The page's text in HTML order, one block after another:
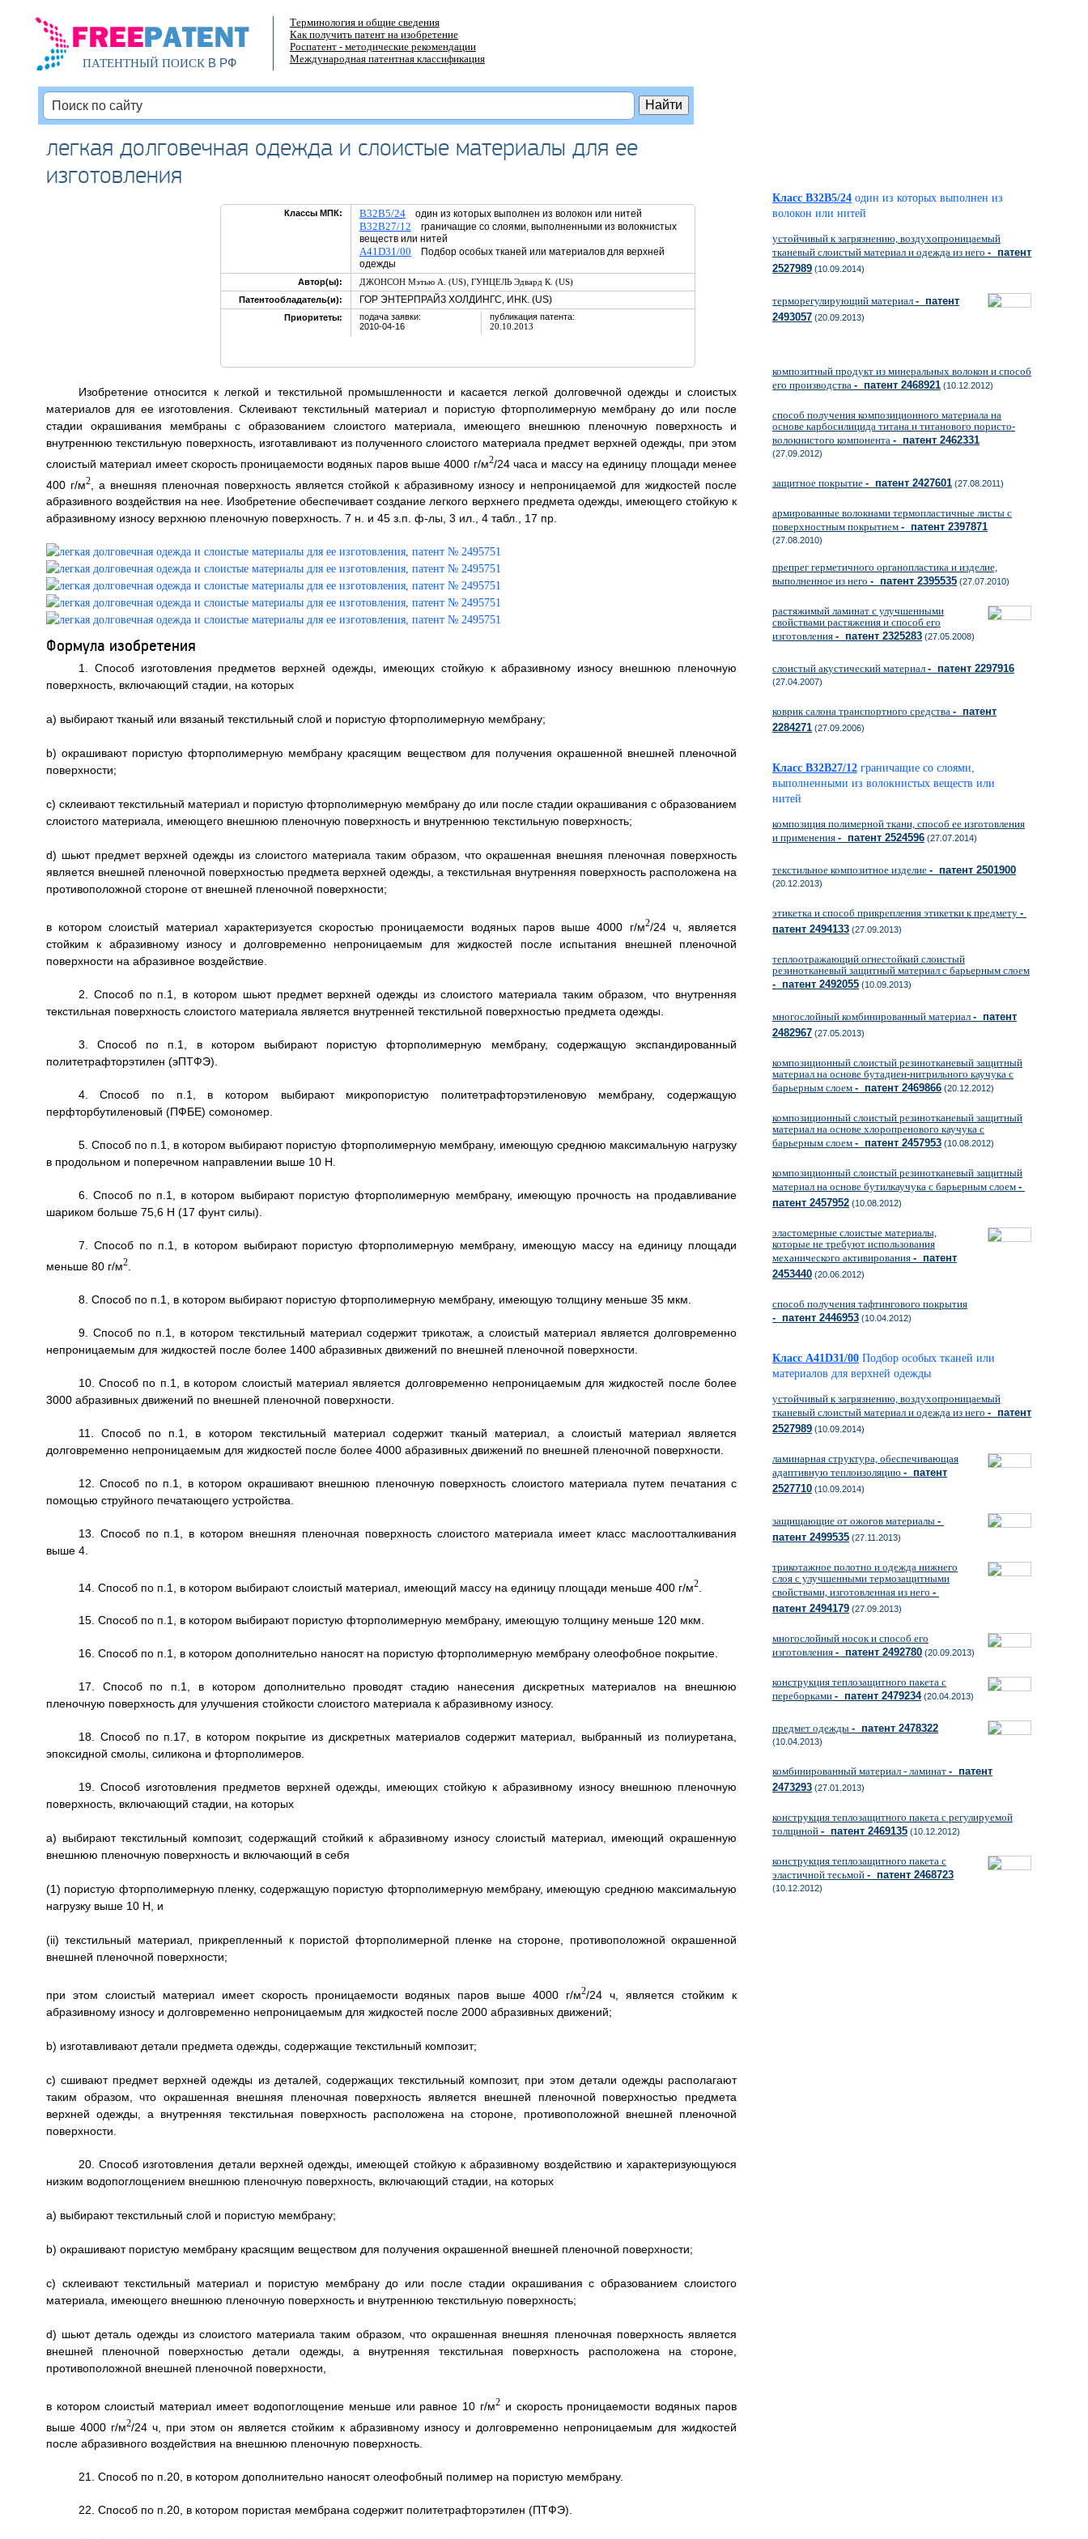
ПАТЕНТНЫЙ ПОИСКВ РФ
Терминология и общие сведения
Как получить патент на изобретение
Роспатент - методические рекомендации
Международная патентная классификация
легкая долговечная одежда и слоистые материалы для ее
изготовления
Классы МПК: B32B5/24один из которых выполнен из волокон или нитей
B32B27/12 граничащие со слоями, выполненными из волокнистых
веществ или нитей
A41D31/00 Подбор особых тканей или материалов для верхней
одежды
Автор(ы): ДЖОНСОН Мэтью А. (US), ГУНЦЕЛЬ Эдвард К. (US)
Патентообладатель(и):
ГОР ЭНТЕРПРАЙЗ ХОЛДИНГС, ИНК. (US)
Приоритеты:
подача заявки:
2010-04-16
публикация патента:
20.10.2013
Изобретение относится к легкой и текстильной промышленности и касается легкой долговечной одежды и слоистых
материалов для ее изготовления. Склеивают текстильный материал и пористую фторполимерную мембрану до или после
стадии окрашивания мембраны с образованием слоистого материала, имеющего внешнюю пленочную поверхность и
внутреннюю текстильную поверхность, изготавливают из полученного слоистого материала предмет верхней одежды, при этом
слоистый материал имеет скорость проницаемости водяных паров выше 4000 г/м2/24 часа и массу на единицу площади менее
400 г/м2, а внешняя пленочная поверхность является стойкой к абразивному износу и непроницаемой для жидкостей после
абразивного воздействия на нее. Изобретение обеспечивает создание легкого верхнего предмета одежды, имеющего стойкую к
абразивному износу верхнюю пленочную поверхность. 7 н. и 45 з.п. ф-лы, 3 ил., 4 табл., 17 пр.
Формула изобретения
1. Способ изготовления предметов верхней одежды, имеющих стойкую к абразивному износу внешнюю пленочную
поверхность, включающий стадии, на которых
a) выбирают тканый или вязаный текстильный слой и пористую фторполимерную мембрану;
b) окрашивают пористую фторполимерную мембрану красящим веществом для получения окрашенной внешней пленочной
поверхности;
c) склеивают текстильный материал и пористую фторполимерную мембрану до или после стадии окрашивания с образованием
слоистого материала, имеющего внешнюю пленочную поверхность и внутреннюю текстильную поверхность;
d) шьют предмет верхней одежды из слоистого материала таким образом, что окрашенная внешняя пленочная поверхность
является внешней пленочной поверхностью предмета верхней одежды, а текстильная внутренняя поверхность расположена на
противоположной стороне от внешней пленочной поверхности;
в котором слоистый материал характеризуется скоростью проницаемости водяных паров выше 4000 г/м2/24 ч, является
стойким к абразивному износу и долговременно непроницаемым для жидкостей после испытания внешней пленочной
поверхности на абразивное воздействие.
2. Способ по п.1, в котором шьют предмет верхней одежды из слоистого материала таким образом, что внутренняя
текстильная поверхность слоистого материала является внутренней текстильной поверхностью предмета одежды.
3. Способ по п.1, в котором выбирают пористую фторполимерную мембрану, содержащую экспандированный
политетрафторэтилен (эПТФЭ).
4. Способ по п.1, в котором выбирают микропористую политетрафторэтиленовую мембрану, содержащую
перфторбутиленовый (ПФБЕ) сомономер.
5. Способ по п.1, в котором выбирают пористую фторполимерную мембрану, имеющую среднюю максимальную нагрузку
в продольном и поперечном направлении выше 10 Н.
6. Способ по п.1, в котором выбирают пористую фторполимерную мембрану, имеющую прочность на продавливание
шариком больше 75,6 Н (17 фунт силы).
7. Способ по п.1, в котором выбирают пористую фторполимерную мембрану, имеющую массу на единицу площади
меньше 80 г/м2.
8. Способ по п.1, в котором выбирают пористую фторполимерную мембрану, имеющую толщину меньше 35 мкм.
9. Способ по п.1, в котором текстильный материал содержит трикотаж, а слоистый материал является долговременно
непроницаемым для жидкостей после более 1400 абразивных движений по внешней пленочной поверхности.
10. Способ по п.1, в котором слоистый материал является долговременно непроницаемым для жидкостей после более
3000 абразивных движений по внешней пленочной поверхности.
11. Способ по п.1, в котором текстильный материал содержит тканый материал, а слоистый материал является
долговременно непроницаемым для жидкостей после более 4000 абразивных движений по внешней пленочной поверхности.
12. Способ по п.1, в котором окрашивают внешнюю пленочную поверхность слоистого материала путем печатания с
помощью струйного печатающего устройства.
13. Способ по п.1, в котором внешняя пленочная поверхность слоистого материала имеет класс маслоотталкивания
выше 4.
14. Способ по п.1, в котором выбирают слоистый материал, имеющий массу на единицу площади меньше 400 г/м2.
15. Способ по п.1, в котором выбирают пористую фторполимерную мембрану, имеющую толщину меньше 120 мкм.
16. Способ по п.1, в котором дополнительно наносят на пористую фторполимерную мембрану олеофобное покрытие.
17. Способ по п.1, в котором дополнительно проводят стадию нанесения дискретных материалов на внешнюю
пленочную поверхность для улучшения стойкости слоистого материала к абразивному износу.
18. Способ по п.17, в котором покрытие из дискретных материалов содержит материал, выбранный из полиуретана,
эпоксидной смолы, силикона и фторполимеров.
19. Способ изготовления предметов верхней одежды, имеющих стойкую к абразивному износу внешнюю пленочную
поверхность, включающий стадии, на которых
а) выбирают текстильный композит, содержащий стойкий к абразивному износу слоистый материал, имеющий окрашенную
внешнюю пленочную поверхность и включающий в себя
(1) пористую фторполимерную пленку, содержащую пористую фторполимерную мембрану, имеющую среднюю максимальную
нагрузку выше 10 Н, и
(ii) текстильный материал, прикрепленный к пористой фторполимерной пленке на стороне, противоположной окрашенной
внешней пленочной поверхности;
при этом слоистый материал имеет скорость проницаемости водяных паров выше 4000 г/м2/24 ч, является стойким к
абразивному износу и долговременно непроницаемым для жидкостей после 2000 абразивных движений;
b) изготавливают детали предмета одежды, содержащие текстильный композит;
c) сшивают предмет верхней одежды из деталей, содержащих текстильный композит, при этом детали одежды располагают
таким образом, что окрашенная внешняя пленочная поверхность является внешней пленочной поверхностью предмета
верхней одежды, а внутренняя текстильная поверхность расположена на стороне, противоположной внешней пленочной
поверхности.
20. Способ изготовления детали верхней одежды, имеющей стойкую к абразивному воздействию и характеризующуюся
низким водопоглощением внешнюю пленочную поверхность, включающий стадии, на которых
a) выбирают текстильный слой и пористую мембрану;
b) окрашивают пористую мембрану красящим веществом для получения окрашенной внешней пленочной поверхности;
c) склеивают текстильный материал и пористую мембрану до или после стадии окрашивания с образованием слоистого
материала, имеющего внешнюю пленочную поверхность и внутреннюю текстильную поверхность;
d) шьют деталь одежды из слоистого материала таким образом, что окрашенная внешняя пленочная поверхность является
внешней пленочной поверхностью детали одежды, а внутренняя текстильная поверхность расположена на стороне,
противоположной внешней пленочной поверхности,
в котором слоистый материал имеет водопоглощение меньше или равное 10 г/м2и скорость проницаемости водяных паров
выше 4000 г/м2/24 ч, при этом он является стойким к абразивному износу и долговременно непроницаемым для жидкостей
после абразивного воздействия на внешнюю пленочную поверхность.
21. Способ по п.20, в котором дополнительно наносят олеофобный полимер на пористую мембрану.
22. Способ по п.20, в котором пористая мембрана содержит политетрафторэтилен (ПТФЭ).
Класс B32B5/24 один из которых выполнен из
волокон или нитей
устойчивый к загрязнению, воздухопроницаемый
тканевый слоистый материал и одежда из него - патент
2527989 (10.09.2014)
терморегулирующий материал - патент
2493057 (20.09.2013)
композитный продукт из минеральных волокон и способ
его производства - патент 2468921 (10.12.2012)
способ получения композиционного материала на
основе карбосилицида титана и титанового пористо-
волокнистого компонента - патент 2462331
(27.09.2012)
защитное покрытие - патент 2427601 (27.08.2011)
армированные волокнами термопластичные листы с
поверхностным покрытием - патент 2397871
(27.08.2010)
препрег герметичного органопластика и изделие,
выполненное из него - патент 2395535 (27.07.2010)
растяжимый ламинат с улучшенными
свойствами растяжения и способ его
изготовления - патент 2325283 (27.05.2008)
слоистый акустический материал - патент 2297916
(27.04.2007)
коврик салона транспортного средства - патент
2284271 (27.09.2006)
Класс B32B27/12 граничащие со слоями,
выполненными из волокнистых веществ или
нитей
композиция полимерной ткани, способ ее изготовления
и применения - патент 2524596 (27.07.2014)
текстильное композитное изделие - патент 2501900
(20.12.2013)
этикетка и способ прикрепления этикетки к предмету -
патент 2494133 (27.09.2013)
теплоотражающий огнестойкий слоистый
резинотканевый защитный материал с барьерным слоем
- патент 2492055 (10.09.2013)
многослойный комбинированный материал - патент
2482967 (27.05.2013)
композиционный слоистый резинотканевый защитный
материал на основе бутадиен-нитрильного каучука с
барьерным слоем - патент 2469866 (20.12.2012)
композиционный слоистый резинотканевый защитный
материал на основе хлоропренового каучука с
барьерным слоем - патент 2457953 (10.08.2012)
композиционный слоистый резинотканевый защитный
материал на основе бутилкаучука с барьерным слоем -
патент 2457952 (10.08.2012)
эластомерные слоистые материалы,
которые не требуют использования
механического активирования - патент
2453440 (20.06.2012)
способ получения тафтингового покрытия
- патент 2446953 (10.04.2012)
Класс A41D31/00 Подбор особых тканей или
материалов для верхней одежды
устойчивый к загрязнению, воздухопроницаемый
тканевый слоистый материал и одежда из него - патент
2527989 (10.09.2014)
ламинарная структура, обеспечивающая
адаптивную теплоизоляцию - патент
2527710 (10.09.2014)
защищающие от ожогов материалы -
патент 2499535 (27.11.2013)
трикотажное полотно и одежда нижнего
слоя с улучшенными термозащитными
свойствами, изготовленная из него -
патент 2494179 (27.09.2013)
многослойный носок и способ его
изготовления - патент 2492780 (20.09.2013)
конструкция теплозащитного пакета с
переборками - патент 2479234(20.04.2013)
предмет одежды - патент 2478322
(10.04.2013)
комбинированный материал - ламинат - патент
2473293 (27.01.2013)
конструкция теплозащитного пакета с регулируемой
толщиной - патент 2469135 (10.12.2012)
конструкция теплозащитного пакета с
эластичной тесьмой - патент 2468723
(10.12.2012)